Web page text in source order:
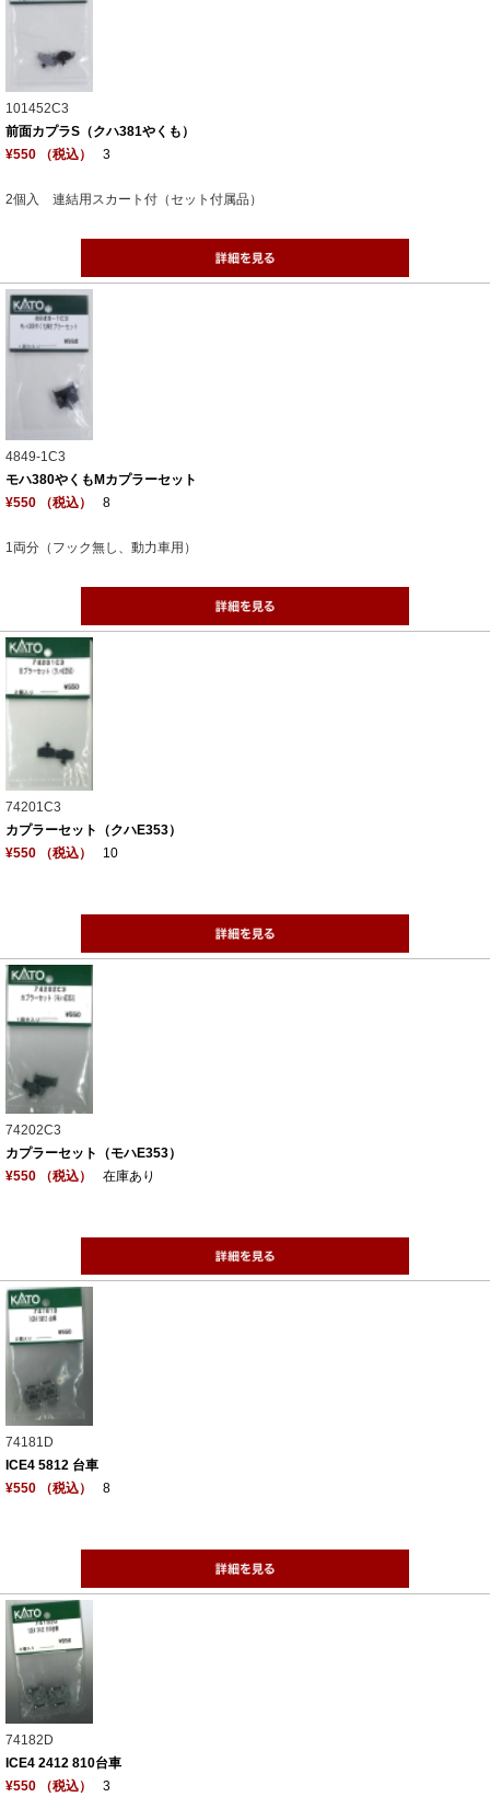
101452C3
前面カプラS（クハ381やくも）
¥550 （税込）
3
2個入 連結用スカート付（セット付属品）
4849-1C3
モハ380やくもMカプラーセット
¥550 （税込）
8
1両分（フック無し、動力車用）
74201C3
カプラーセット（クハE353）
¥550 （税込）
10
74202C3
カプラーセット（モハE353）
¥550 （税込）
在庫あり
74181D
ICE4 5812 台車
¥550 （税込）
8
74182D
ICE4 2412 810台車
¥550 （税込）
3